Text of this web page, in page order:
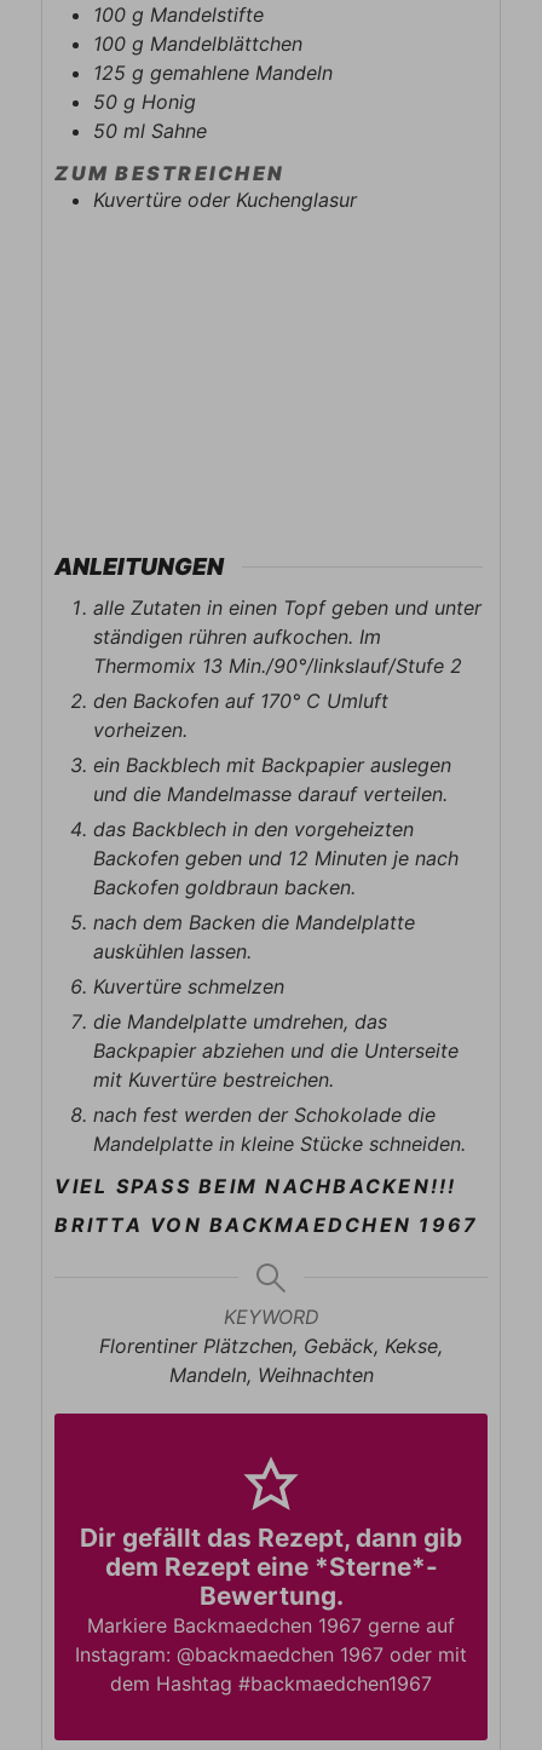
100 g Mandelstifte
100 g Mandelblättchen
125 g gemahlene Mandeln
50 g Honig
50 ml Sahne
ZUM BESTREICHEN
Kuvertüre oder Kuchenglasur
ANLEITUNGEN
alle Zutaten in einen Topf geben und unter
ständigen rühren aufkochen. Im
Thermomix 13 Min./90°/linkslauf/Stufe 2
den Backofen auf 170° C Umluft
vorheizen.
ein Backblech mit Backpapier auslegen
und die Mandelmasse darauf verteilen.
das Backblech in den vorgeheizten
Backofen geben und 12 Minuten je nach
Backofen goldbraun backen.
nach dem Backen die Mandelplatte
auskühlen lassen.
Kuvertüre schmelzen
die Mandelplatte umdrehen, das
Backpapier abziehen und die Unterseite
mit Kuvertüre bestreichen.
nach fest werden der Schokolade die
Mandelplatte in kleine Stücke schneiden.
VIEL SPASS BEIM NACHBACKEN!!!
BRITTA VON BACKMAEDCHEN 1967
KEYWORD
Florentiner Plätzchen, Gebäck, Kekse,
Mandeln, Weihnachten
Dir gefällt das Rezept, dann gib
dem Rezept eine *Sterne*-
Bewertung.
Markiere Backmaedchen 1967 gerne auf
Instagram: @backmaedchen 1967 oder mit
dem Hashtag #backmaedchen1967